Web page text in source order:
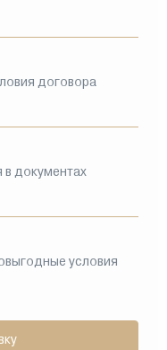
договора
документах
условия